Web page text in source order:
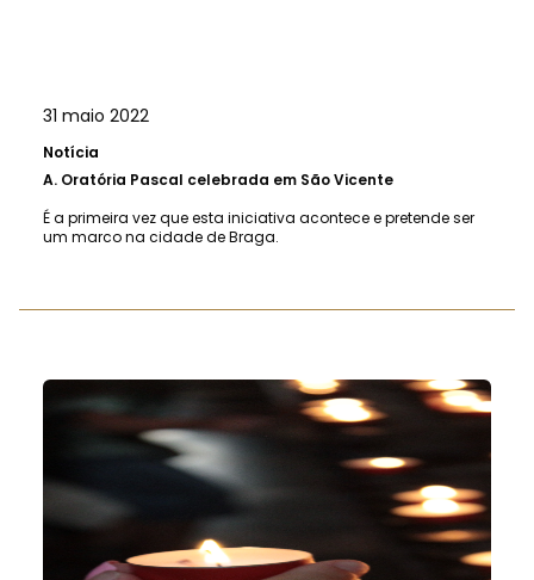
31 maio 2022
Notícia
A. Oratória Pascal celebrada em São Vicente
É a primeira vez que esta iniciativa acontece e pretende ser
um marco na cidade de Braga.